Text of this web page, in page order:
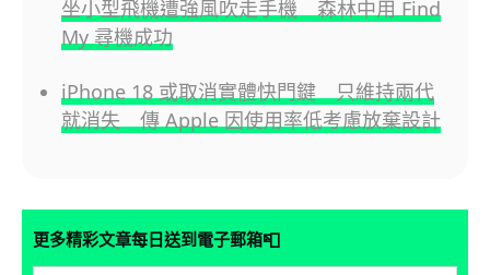
坐小型飛機遭強風吹走手機 森林中用 Find
My 尋機成功
iPhone 18 或取消實體快門鍵 只維持兩代
就消失 傳 Apple 因使用率低考慮放棄設計
更多精彩文章每日送到電子郵箱📮